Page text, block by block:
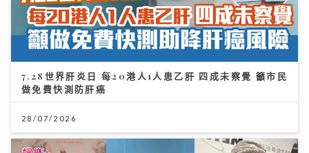
7.28世界肝炎日 每20港人1人患乙肝 四成未察覺 籲市民
做免費快測防肝癌
28/07/2026